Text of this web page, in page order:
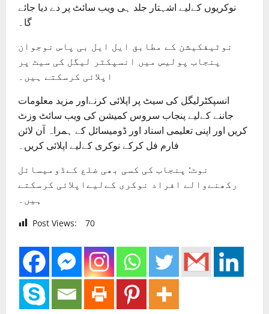
نوکریوں کےلیے اشہتار جلد ہی ویب سائٹ پر دے دیا جائے
گا۔
نوٹیفکیشن کے مطابق ایل ایل بی پاس نوجوان
پنجاب پولیس میں انسپکٹر لیگل کی سیٹ پر
اپلائی کرسکتے ہیں۔
انسپکٹرلیگل کی سیٹ پر اپلائی کرنےاور مزید معلومات
جاننے کےلیے پنجاب سروس کمیشن کی ویب سائٹ وزٹ
کریں اور اپنی تعلیمی اسناد اور ڈومیسائل کے ہمراہ آن لائن
فارم فل کرکے نوکری کےلیے اپلائی کریں۔
نوٹ: پنجاب کی کسی بھی ضلع کےڈومیسائل
رکھنےوالے افراد نوکری کےلیےاپلائی کرسکتے
ہیں۔
Post Views: 70